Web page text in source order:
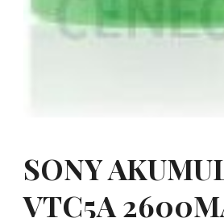
SONY
VTC5A